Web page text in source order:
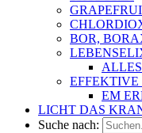
BOR,
EM
LICHT DAS
Suche nach: